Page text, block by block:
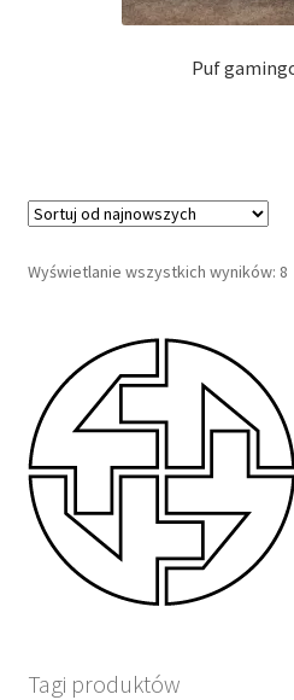
Puf
Wyświetlanie wszystkich wyników: 8
Tagi produktów